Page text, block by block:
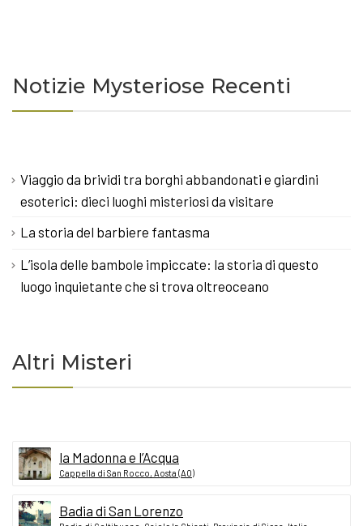
Notizie Mysteriose Recenti
Viaggio da brividi tra borghi abbandonati e giardini
esoterici: dieci luoghi misteriosi da visitare
La storia del barbiere fantasma
L’isola delle bambole impiccate: la storia di questo
luogo inquietante che si trova oltreoceano
Altri Misteri
la Madonna e l’Acqua
Cappella di San Rocco, Aosta (AO)
Badia di San Lorenzo